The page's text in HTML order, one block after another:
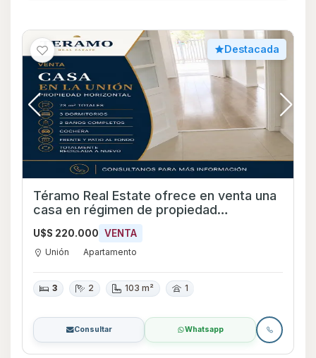
Destacada
Téramo Real Estate ofrece en venta una
casa en régimen de propiedad
horizontal, ubicada en el barrio La Unión,
sobre la calle Dionisio López y a pocos
metros de Av. Italia.
U$S 220.000 VENTA
Unión Apartamento
3 2 103 m² 1
Consultar Whatsapp